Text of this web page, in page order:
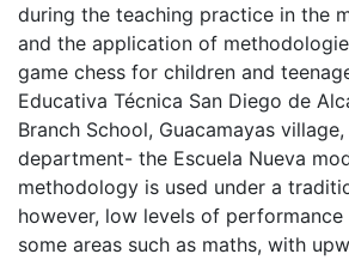
during the teaching practice in the
and the application of
game chess for children and
Educativa Técnica San Diego de
Branch School, Guacamayas
department- the Escuela Nueva
methodology is used under a
however, low levels of
some areas such as maths, with